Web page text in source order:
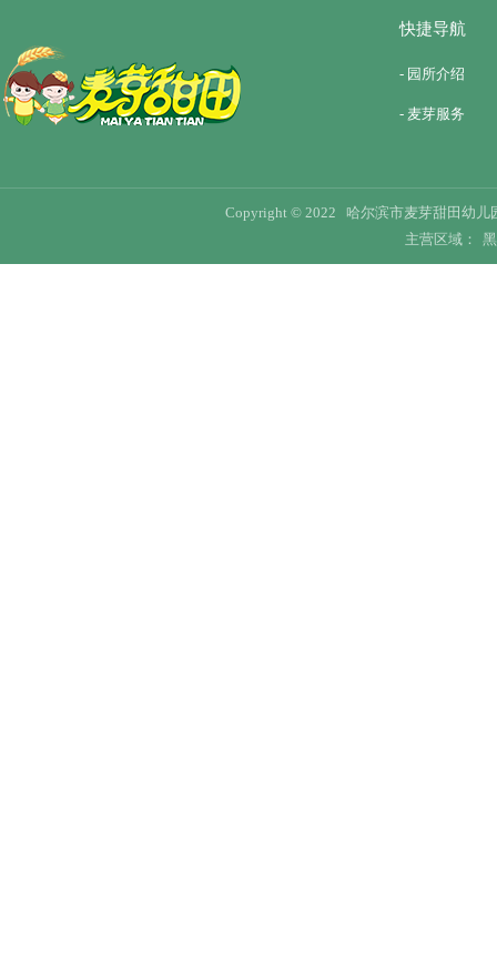
快捷导航
- 园所介绍
- 麦芽服务
Copyright © 2022 哈尔滨市麦芽甜田幼
主营区域：